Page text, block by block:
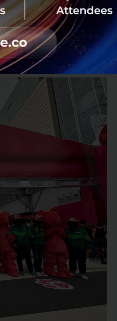
แคมเปญประจำเดือนหรือ
เชื่อว่าจะสามารถมอบ
ไลน์ไปพร้อมๆ กันและขยาย